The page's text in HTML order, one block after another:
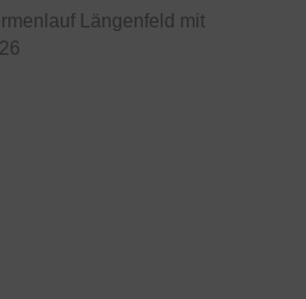
Längenfeld mit